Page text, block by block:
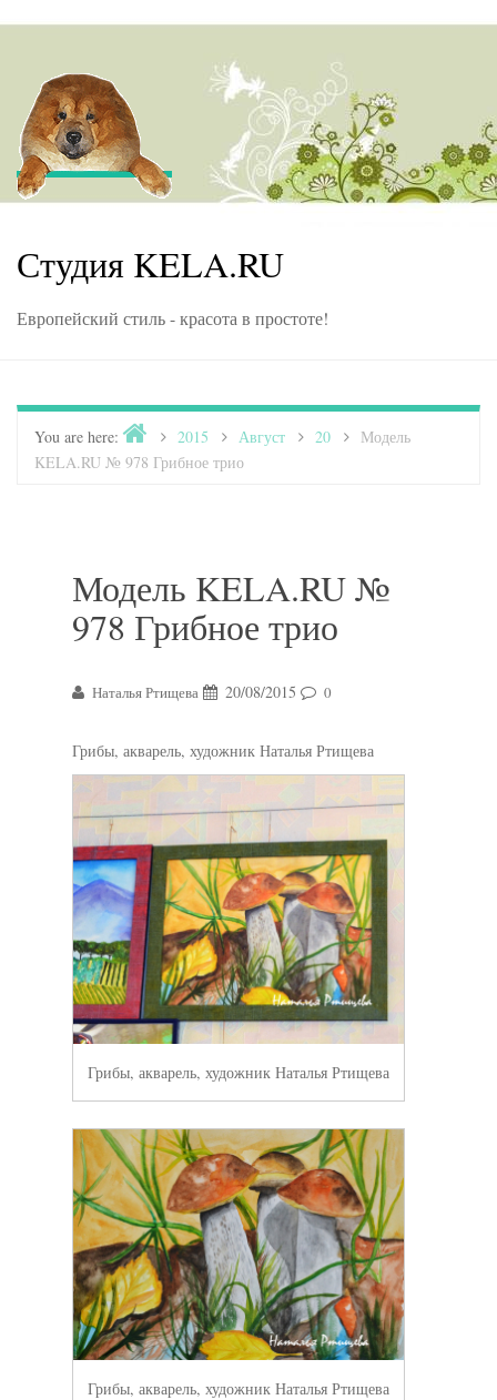
Студия KELA.RU
Европейский стиль - красота в простоте!
You are here: Home2015 Август 20
Модель
KELA.RU № 978 Грибное трио
Модель KELA.RU №
978 Грибное трио
Наталья Ртищева 20/08/2015 0
Грибы, акварель, художник Наталья Ртищева
Грибы, акварель, художник Наталья Ртищева
Грибы, акварель, художник Наталья Ртищева